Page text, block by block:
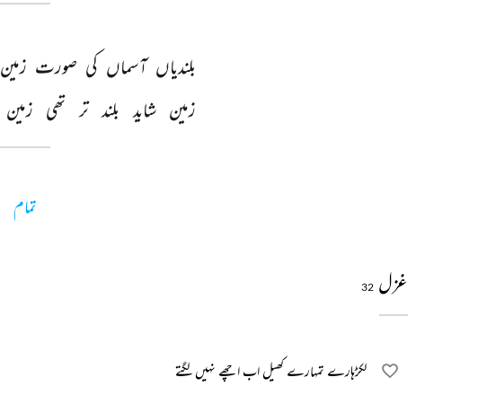
بلندیاں آسماں کی صورت زمین
زمین شاید بلند تر تھی زمین
تمام
غزل 32
لکڑہارے تمہارے کھیل اب اچھے نہیں لگتے